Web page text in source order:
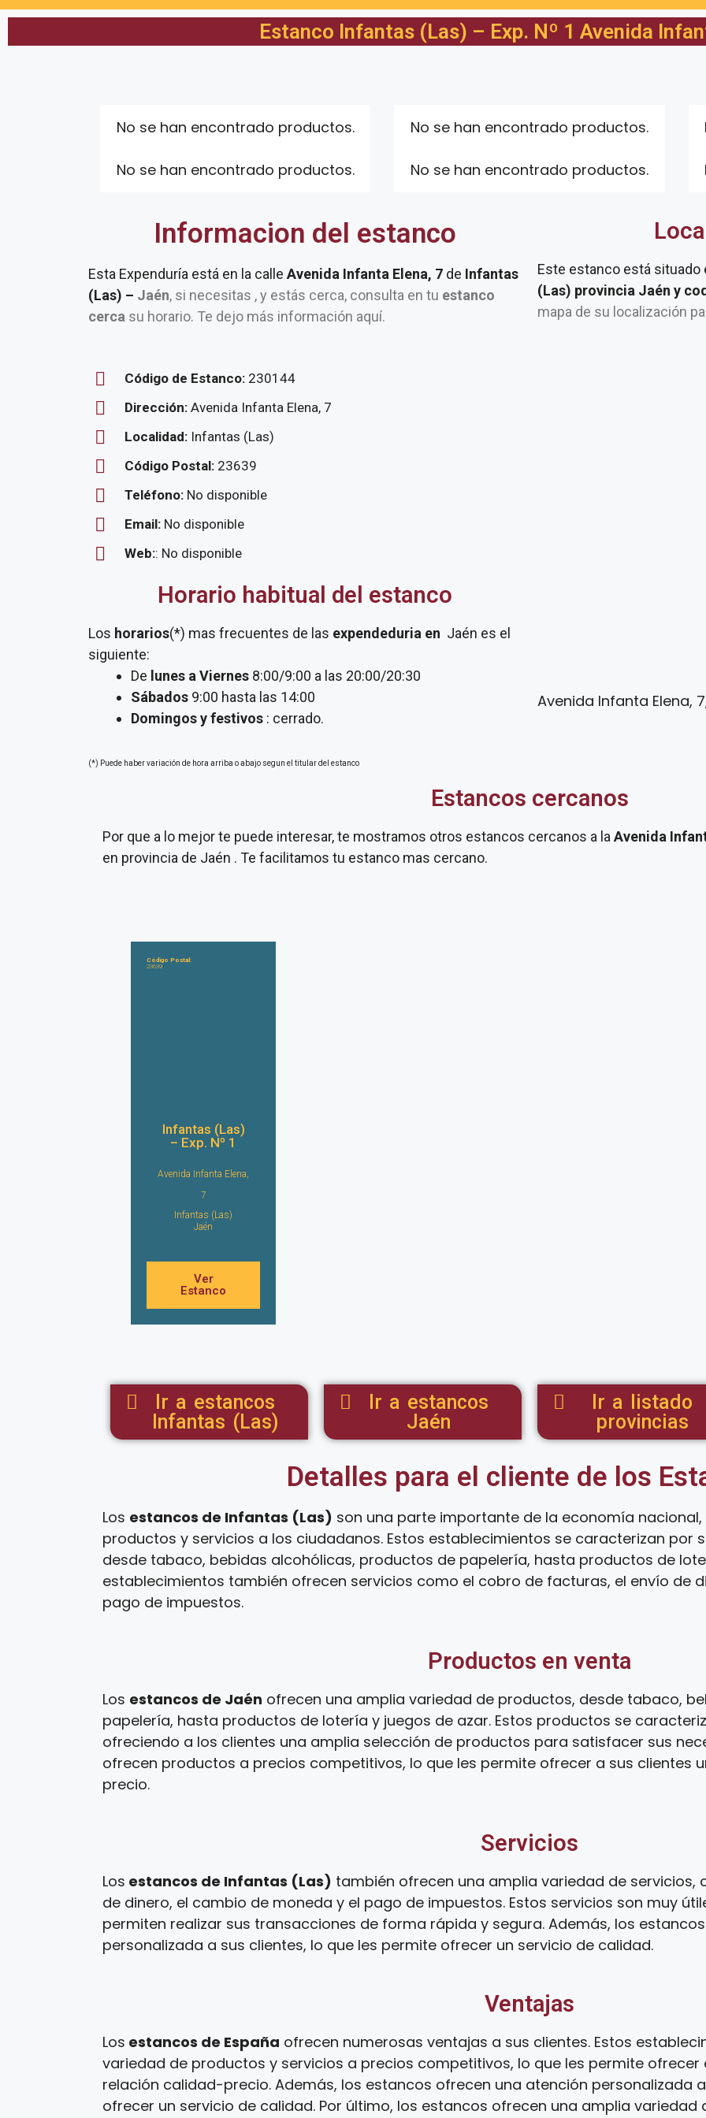
Estanco Infantas (Las) – Exp. Nº 1 Avenida
No se han encontrado productos.
No se han encontrado productos.
No se han encontrado productos.
No se han encontrado productos.
Informacion del estanco
Esta Expenduría está en la calle Avenida Infanta Elena, 7 de Infantas
(Las) – Jaén, si necesitas , y estás cerca, consulta en tu estanco
cerca su horario. Te dejo más información aquí.
Código de Estanco: 230144
Dirección: Avenida Infanta Elena, 7
Localidad: Infantas (Las)
Código Postal: 23639
Teléfono: No disponible
Email: No disponible
Web:: No disponible
Horario habitual del estanco
Los horarios(*) mas frecuentes de las expendeduria en Jaén es el
siguiente:
De lunes a Viernes 8:00/9:00 a las 20:00/20:30
Sábados 9:00 hasta las 14:00
Domingos y festivos : cerrado.
(*) Puede haber variación de hora arriba o abajo segun el titular del estanco
Este estanco está situado
(Las) provincia Jaén y
mapa de su localización
Avenida Infanta Elena,
Estancos cercanos
Por que a lo mejor te puede interesar, te mostramos otros estancos cercanos a la Avenida
en provincia de Jaén . Te facilitamos tu estanco mas cercano.
Código Postal:
23639
Infantas (Las)
– Exp. Nº 1
Avenida Infanta Elena,
7
Infantas (Las)
Jaén
Ver
Estanco
Ir a estancos
Infantas (Las)
Ir a estancos
Jaén
Ir a listado
provincias
Detalles para el cliente de los
Los estancos de Infantas (Las) son una parte importante de la economía
productos y servicios a los ciudadanos. Estos establecimientos se caracterizan por
desde tabaco, bebidas alcohólicas, productos de papelería, hasta productos de
establecimientos también ofrecen servicios como el cobro de facturas, el envío de
pago de impuestos.
Productos en venta
Los estancos de Jaén ofrecen una amplia variedad de productos, desde tabaco,
papelería, hasta productos de lotería y juegos de azar. Estos productos se
ofreciendo a los clientes una amplia selección de productos para satisfacer sus
ofrecen productos a precios competitivos, lo que les permite ofrecer a sus clientes
precio.
Servicios
Los estancos de Infantas (Las) también ofrecen una amplia variedad de servicios,
de dinero, el cambio de moneda y el pago de impuestos. Estos servicios son muy
permiten realizar sus transacciones de forma rápida y segura. Además, los
personalizada a sus clientes, lo que les permite ofrecer un servicio de calidad.
Ventajas
Los estancos de España ofrecen numerosas ventajas a sus clientes. Estos
variedad de productos y servicios a precios competitivos, lo que les permite ofrecer
relación calidad-precio. Además, los estancos ofrecen una atención personalizada
ofrecer un servicio de calidad. Por último, los estancos ofrecen una amplia variedad